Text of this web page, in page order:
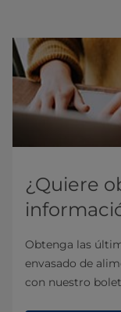
¿Quiere
Obtenga las
envasado de
con nuestro